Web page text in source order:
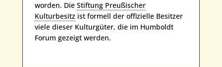
worden. Die Stiftung Preußischer
Kulturbesitzist formell der offizielle Besitzer
viele dieser Kulturgüter, die im Humboldt
Forum gezeigt werden.